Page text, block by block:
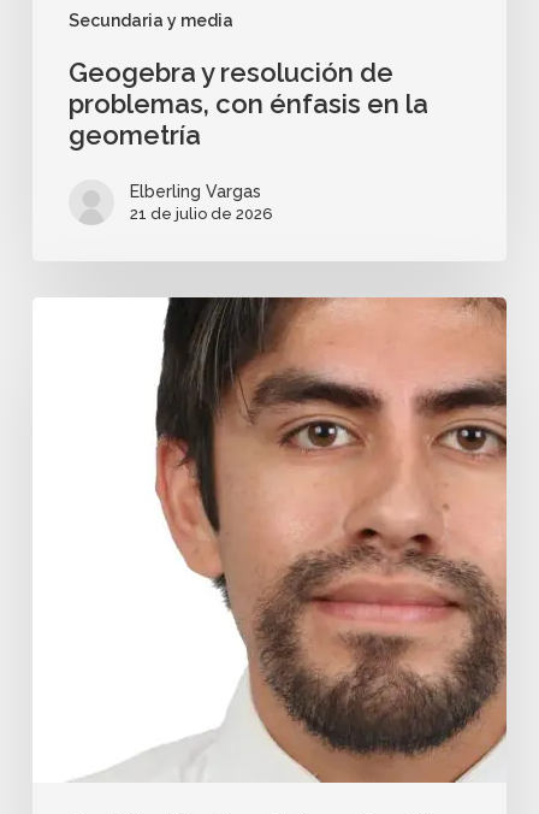
Secundaria y media
Geogebra y resolución de
problemas, con énfasis en la
geometría
Elberling Vargas
21 de julio de 2026